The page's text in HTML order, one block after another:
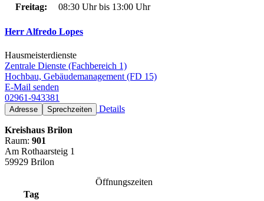
Freitag:
08:30 Uhr bis 13:00 Uhr
Herr Alfredo Lopes
Hausmeisterdienste
Zentrale Dienste (Fachbereich 1)
Hochbau, Gebäudemanagement (FD 15)
E-Mail senden
02961-943381
Adresse Sprechzeiten Details
Kreishaus Brilon
Raum: 901
Am Rothaarsteig 1
59929 Brilon
Öffnungszeiten
Tag